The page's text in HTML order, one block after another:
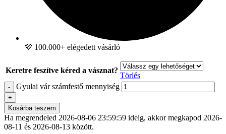
💜 100.000+ elégedett vásárló
Keretre feszítve kéred a vásznat?
Törlés
- Gyulai vár számfestő mennyiség
+
Kosárba teszem
Ha megrendeled 2026-08-06 23:59:59 ideig, akkor megkapod 2026-
08-11 és 2026-08-13 között.